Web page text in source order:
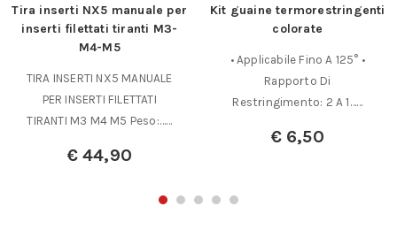
Tira inserti NX5 manuale per
inserti filettati tiranti M3-
M4-M5
TIRA INSERTI NX5 MANUALE
PER INSERTI FILETTATI
TIRANTI M3 M4 M5 Peso:……
€44,90
Kit guaine termorestringenti
colorate
• Applicabile Fino A 125° •
Rapporto Di
Restringimento: 2 A 1……
€6,50